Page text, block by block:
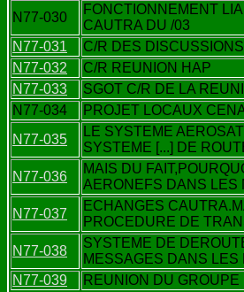
N77-030
FONCTIONNEMENT
CAUTRA DU /03
N77-031
C/R DES
N77-032
C/R REUNION HAP
N77-033
SGOT C/R DE LA
N77-034
PROJET LOCAUX
N77-035
LE SYSTEME
SYSTEME [...] DE
N77-036
MAIS DU
AERONEFS DANS LES
N77-037
ECHANGES
PROCEDURE DE
N77-038
SYSTEME DE
MESSAGES DANS
N77-039
REUNION DU